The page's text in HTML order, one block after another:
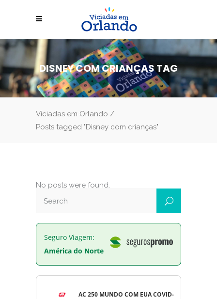
DISNEY COM CRIANÇAS TAG
Viciadas em Orlando /
Posts tagged "Disney com crianças"
No posts were found.
Seguro Viagem:
América do Norte
AC 250 MUNDO COM EUA COVID-